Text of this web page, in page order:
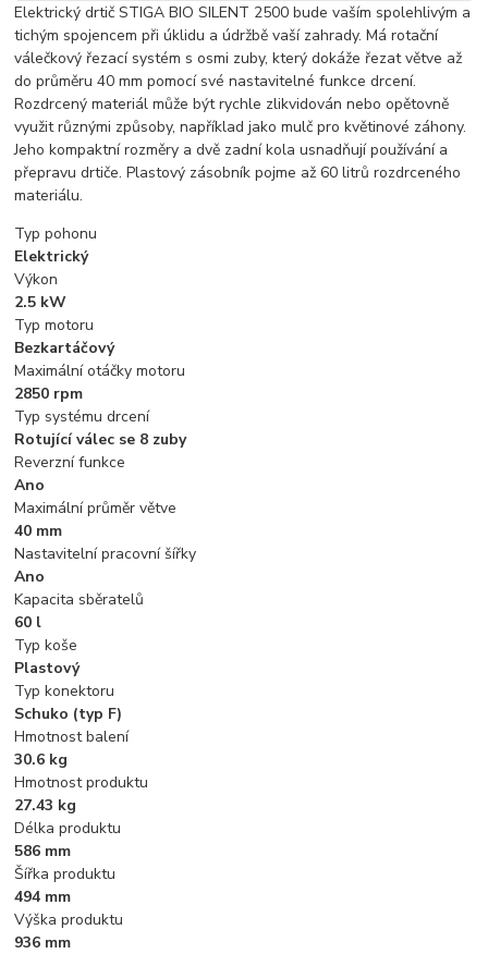
Elektrický drtič STIGA BIO SILENT 2500 bude vaším spolehlivým a
tichým spojencem při úklidu a údržbě vaší zahrady. Má rotační
válečkový řezací systém s osmi zuby, který dokáže řezat větve až
do průměru 40 mm pomocí své nastavitelné funkce drcení.
Rozdrcený materiál může být rychle zlikvidován nebo opětovně
využit různými způsoby, například jako mulč pro květinové záhony.
Jeho kompaktní rozměry a dvě zadní kola usnadňují používání a
přepravu drtiče. Plastový zásobník pojme až 60 litrů rozdrceného
materiálu.
Typ pohonu
Elektrický
Výkon
2.5 kW
Typ motoru
Bezkartáčový
Maximální otáčky motoru
2850 rpm
Typ systému drcení
Rotující válec se 8 zuby
Reverzní funkce
Ano
Maximální průměr větve
40 mm
Nastavitelní pracovní šířky
Ano
Kapacita sběratelů
60 l
Typ koše
Plastový
Typ konektoru
Schuko (typ F)
Hmotnost balení
30.6 kg
Hmotnost produktu
27.43 kg
Délka produktu
586 mm
Šířka produktu
494 mm
Výška produktu
936 mm